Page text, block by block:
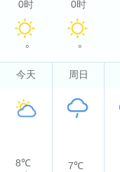
0时
°
0时
°
今天 周日
8℃ 7℃